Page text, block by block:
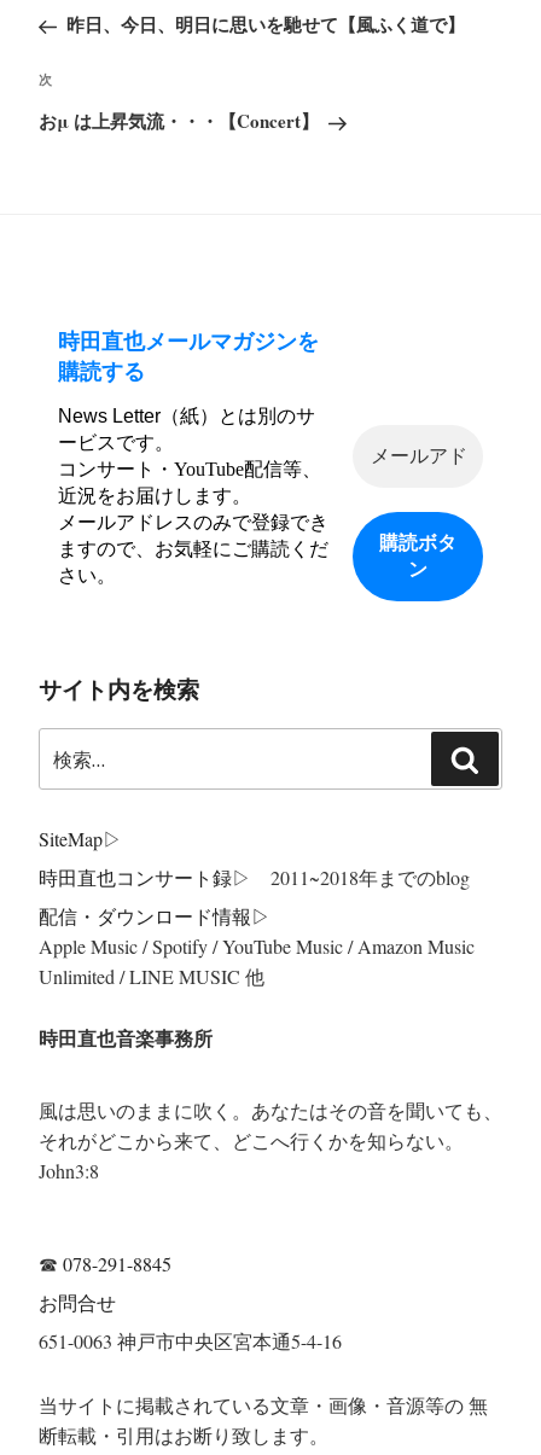
ナ
ビ
ゲ
ー
の
稿
昨日、今日、明日に思いを馳せて【風ふく道で】
次
の
次
おμ は上昇気流・・・【Concert】
時田直也メールマガジンを
購読する
News Letter（紙）とは別のサ
ービスです。
コンサート・YouTube配信等、
近況をお届けします。
メールアドレスのみで登録でき
ますので、お気軽にご購読くだ
さい。
サイト内を検索
索:
索
SiteMap▷
時田直也コンサート録▷ 2011~2018年までのblog
配信・ダウンロード情報▷
Apple Music / Spotify / YouTube Music / Amazon Music
Unlimited / LINE MUSIC 他
時田直也音楽事務所
風は思いのままに吹く。あなたはその音を聞いても、
それがどこから来て、どこへ行くかを知らない。
John3:8
☎ 078-291-8845
お問合せ
651-0063 神戸市中央区宮本通5-4-16
当サイトに掲載されている文章・画像・音源等の 無
断転載・引用はお断り致します。